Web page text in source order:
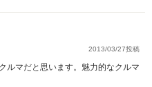
2013/03/27投稿
ルマだと思います。魅力的なクルマ